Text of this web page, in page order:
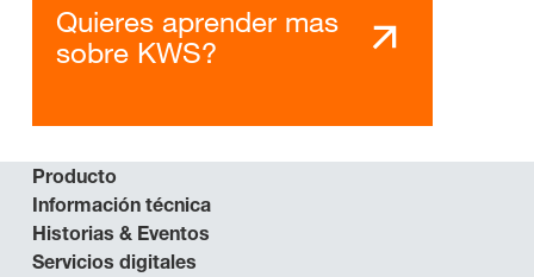
Quieres aprender mas
sobre KWS?
Producto
Información técnica
Historias & Eventos
Servicios digitales